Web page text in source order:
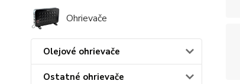
Ohrievače
Olejové ohrievače
Ostatné ohrievače